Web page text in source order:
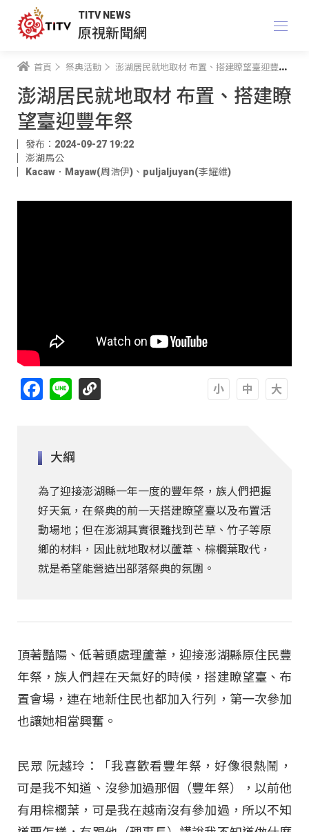
TITV NEWS
原視新聞網
首頁 祭典活動 澎湖居民就地取材 布置、搭建瞭望臺迎豐年祭
澎湖居民就地取材 布置、搭建瞭
望臺迎豐年祭
發布：2024-09-27 19:22
澎湖馬公
Kacaw．Mayaw(周浩伊) 、 puljaljuyan(李耀維)
Facebook
Line
大綱
為了迎接澎湖縣一年一度的豐年祭，族人們把握
好天氣，在祭典的前一天搭建瞭望臺以及布置活
動場地；但在澎湖其實很難找到芒草、竹子等原
鄉的材料，因此就地取材以蘆葦、棕櫚葉取代，
就是希望能營造出部落祭典的氛圍。
頂著豔陽、低著頭處理蘆葦，迎接澎湖縣原住民豐
年祭，族人們趕在天氣好的時候，搭建瞭望臺、布
置會場，連在地新住民也都加入行列，第一次參加
也讓她相當興奮。
民眾 阮越玲：「我喜歡看豐年祭，好像很熱鬧，
可是我不知道、沒參加過那個（豐年祭），以前他
有用棕櫚葉，可是我在越南沒有參加過，所以不知